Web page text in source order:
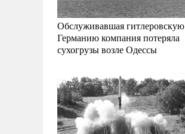
Обслуживавшая гитлеровскую
Германию компания потеряла
сухогрузы возле Одессы